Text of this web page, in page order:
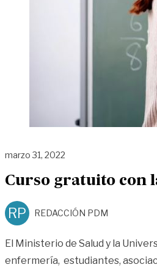
marzo 31, 2022
Curso gratuito con
RP REDACCIÓN PDM
El Ministerio de Salud y la
enfermería, estudiantes,